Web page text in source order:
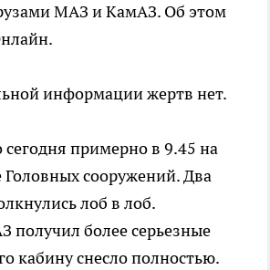
МАЗ и КамАЗ. Об этом
информации жертв нет.
примерно в 9.45 на
Головных сооружений. Два
лоб в лоб.
получил более серьезные
кабину снесло полностью.